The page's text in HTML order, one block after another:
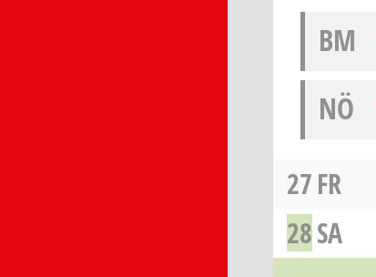
BM
NÖ
27FR
28SA